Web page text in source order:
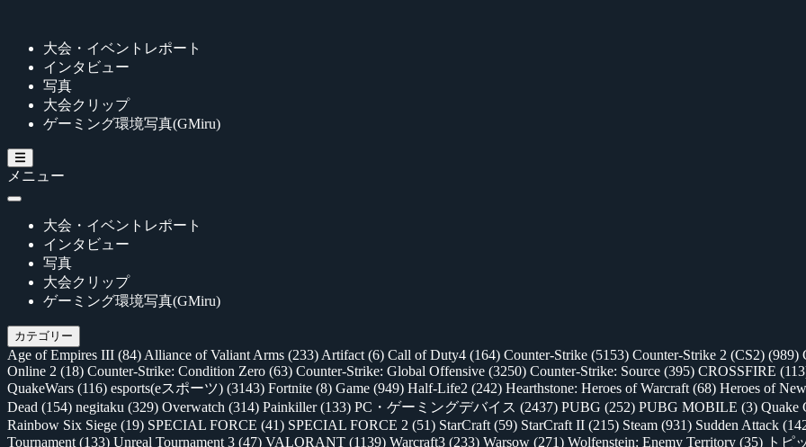
大会・イベントレポート
インタビュー
写真
大会クリップ
ゲーミング環境写真(GMiru)
メニュー
大会・イベントレポート
インタビュー
写真
大会クリップ
ゲーミング環境写真(GMiru)
カテゴリー
Age of Empires III (84) Alliance of Valiant Arms (233) Artifact (6) Call of Duty4 (164) Counter-Strike (5153) Counter-Strike 2 (CS2) (989)
Online 2 (18) Counter-Strike: Condition Zero (63) Counter-Strike: Global Offensive (3250) Counter-Strike: Source (395) CROSSFIRE
QuakeWars (116) esports(eスポーツ) (3143) Fortnite (8) Game (949) Half-Life2 (242) Hearthstone: Heroes of Warcraft (68) Heroes of
Dead (154) negitaku (329) Overwatch (314) Painkiller(133) PC・ゲーミングデバイス (2437) PUBG (252) PUBG MOBILE (3) Quake
Rainbow Six Siege (19) SPECIAL FORCE (41) SPECIAL FORCE 2 (51) StarCraft (59) StarCraft II (215) Steam (931) Sudden Attack
Tournament (133) Unreal Tournament 3 (47) VALORANT (1139) Warcraft3 (233) Warsow (271) Wolfenstein: Enemy Territory (35) トピ